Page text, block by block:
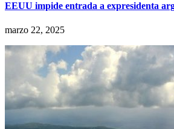
EEUU impide entrada a expresidenta
marzo 22, 2025